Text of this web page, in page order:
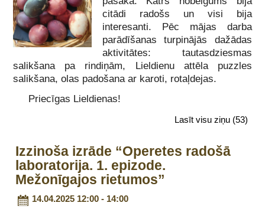
citādi radošs un visi bija
interesanti. Pēc mājas darba
parādīšanas turpinājās dažādas
aktivitātes: tautasdziesmas
salikšana pa rindiņām, Lieldienu attēla puzzles
salikšana, olas padošana ar karoti, rotaļdejas.
Priecīgas Lieldienas!
Lasīt visu ziņu (53)
Izzinoša izrāde “Operetes radošā
laboratorija. 1. epizode.
Mežonīgajos rietumos”
14.04.2025 12:00 - 14:00